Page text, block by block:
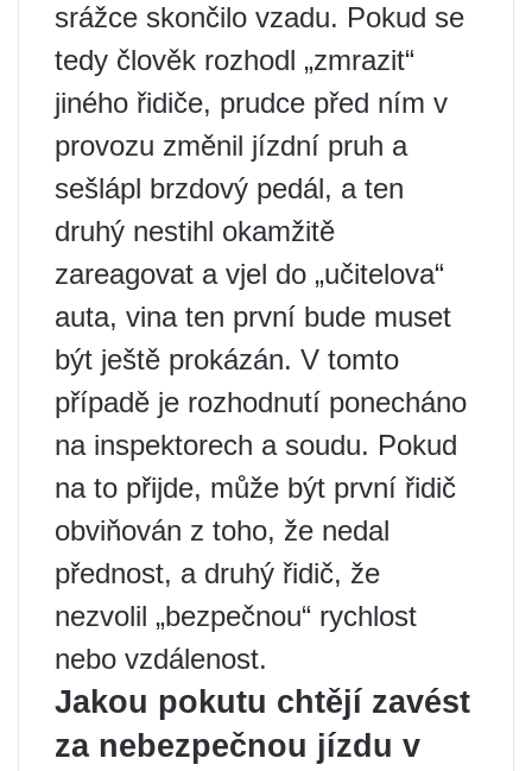
srážce skončilo vzadu. Pokud se
tedy člověk rozhodl „zmrazit“
jiného řidiče, prudce před ním v
provozu změnil jízdní pruh a
sešlápl brzdový pedál, a ten
druhý nestihl okamžitě
zareagovat a vjel do „učitelova“
auta, vina ten první bude muset
být ještě prokázán. V tomto
případě je rozhodnutí ponecháno
na inspektorech a soudu. Pokud
na to přijde, může být první řidič
obviňován z toho, že nedal
přednost, a druhý řidič, že
nezvolil „bezpečnou“ rychlost
nebo vzdálenost.
Jakou pokutu chtějí zavést
za nebezpečnou jízdu v